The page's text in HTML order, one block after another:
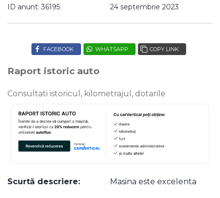
ID anunt: 36195 24 septembrie 2023
FACEBOOK WHATSAPP COPY LINK
Raport istoric auto
Consultati istoricul, kilometrajul, dotarile
Scurtă descriere: Masina este excelenta